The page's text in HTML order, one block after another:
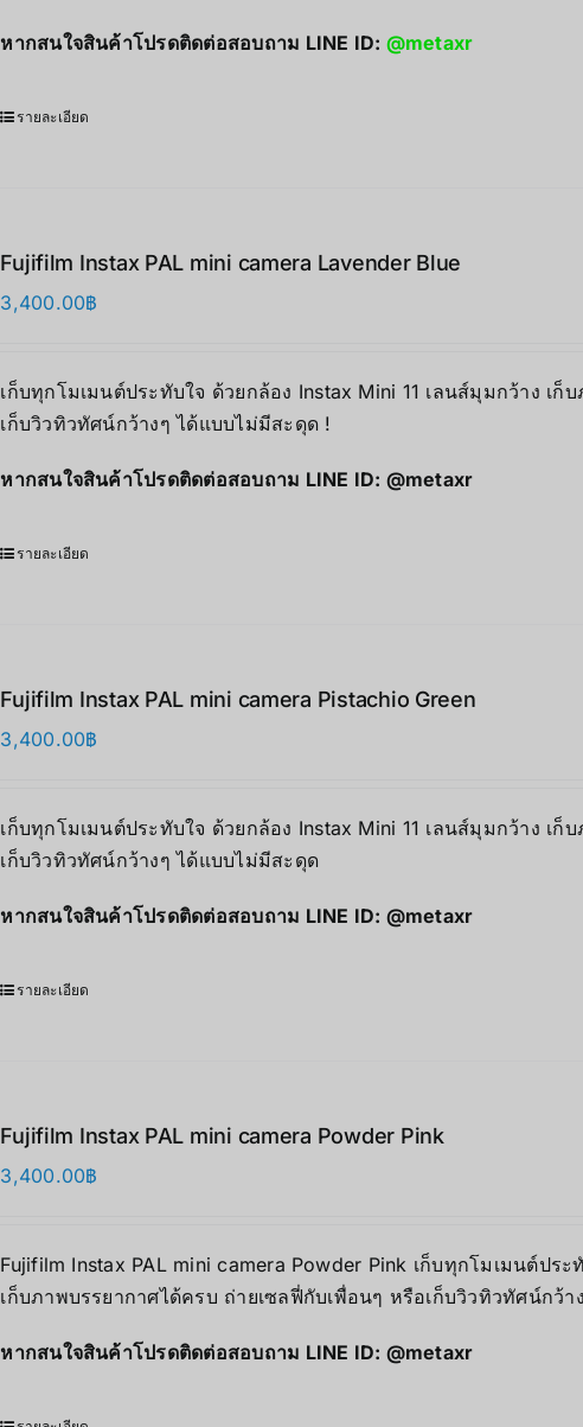
หากสนใจสินค้าโปรดติดต่อสอบถาม LINE ID: @metaxr
รายละเอียด
Fujifilm Instax PAL mini camera Lavender Blue
3,400.00฿
เก็บทุกโมเมนต์ประทับใจ ด้วยกล้อง Instax Mini 11 เลนส์มุมกว้าง เ
เก็บวิวทิวทัศน์กว้างๆ ได้แบบไม่มีสะดุด !
หากสนใจสินค้าโปรดติดต่อสอบถาม LINE ID: @metaxr
รายละเอียด
Fujifilm Instax PAL mini camera Pistachio Green
3,400.00฿
เก็บทุกโมเมนต์ประทับใจ ด้วยกล้อง Instax Mini 11 เลนส์มุมกว้าง เ
เก็บวิวทิวทัศน์กว้างๆ ได้แบบไม่มีสะดุด
หากสนใจสินค้าโปรดติดต่อสอบถาม LINE ID: @metaxr
รายละเอียด
Fujifilm Instax PAL mini camera Powder Pink
3,400.00฿
Fujifilm Instax PAL mini camera Powder Pink เก็บทุกโมเมนต์ปร
เก็บภาพบรรยากาศได้ครบ ถ่ายเซลฟี่กับเพื่อนๆ หรือเก็บวิวทิวทัศน์กว้
หากสนใจสินค้าโปรดติดต่อสอบถาม LINE ID: @metaxr